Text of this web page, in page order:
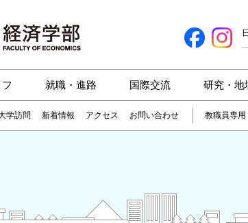
就職・進路 国際交流 研究・地
学訪問 新着情報 アクセス お問い合わせ 教職員専用